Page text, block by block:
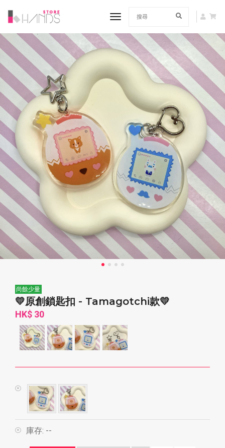
toggle navigation
尚餘少量
💛原創鎖匙扣 - Tamagotchi款💛
HK$ 30
庫存: --